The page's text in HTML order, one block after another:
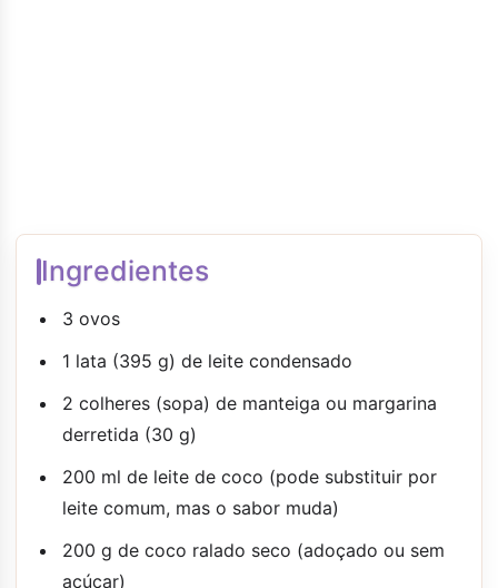
Ingredientes
3 ovos
1 lata (395 g) de leite condensado
2 colheres (sopa) de manteiga ou margarina
derretida (30 g)
200 ml de leite de coco (pode substituir por
leite comum, mas o sabor muda)
200 g de coco ralado seco (adoçado ou sem
açúcar)